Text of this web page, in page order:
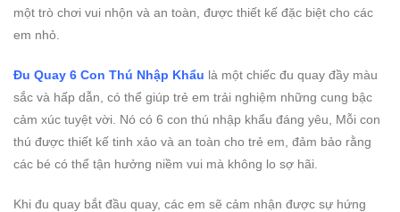
một trò chơi vui nhộn và an toàn, được thiết kế đặc biệt cho các
em nhỏ.
Đu Quay 6 Con Thú Nhập Khẩu là một chiếc đu quay đầy màu
sắc và hấp dẫn, có thể giúp trẻ em trải nghiệm những cung bậc
cảm xúc tuyệt vời. Nó có 6 con thú nhập khẩu đáng yêu, Mỗi con
thú được thiết kế tinh xảo và an toàn cho trẻ em, đảm bảo rằng
các bé có thể tận hưởng niềm vui mà không lo sợ hãi.
Khi đu quay bắt đầu quay, các em sẽ cảm nhận được sự hứng